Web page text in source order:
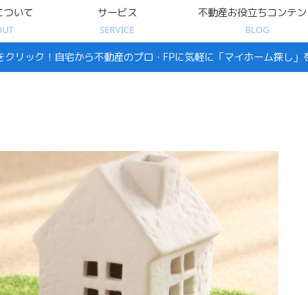
ついて サービス
SERVICE
不動産お役立ちコンテ
BLOG
リック！自宅から不動産のプロ・FPに気軽に「マイホーム探し」